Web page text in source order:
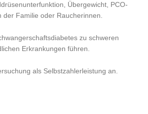
Übergewicht, PCO-
der Familie oder Raucherinnen.
zu schweren
Erkrankungen führen.
als Selbstzahlerleistung an.